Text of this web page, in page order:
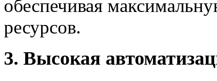
обеспечивая
ресурсов.
3. Высокая